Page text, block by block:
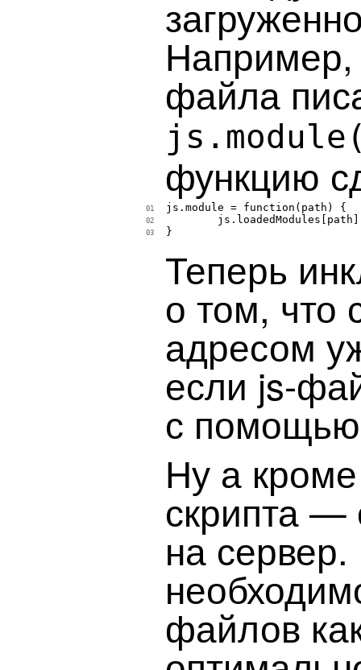
Например,
файла
функцию
01
02
03
js.module = function(path) {
}
Теперь
о том, что
адресом
если js-
с
Ну а кроме
скрипта —
на
файлов